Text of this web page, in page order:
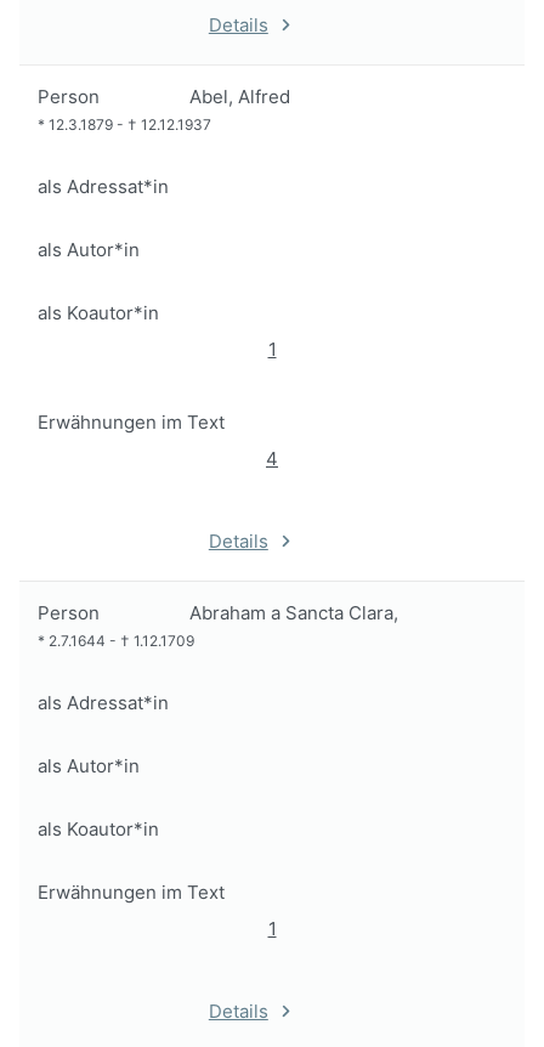
Details
Person Abel, Alfred
* 12.3.1879 - † 12.12.1937
als Adressat*in
als Autor*in
als Koautor*in
1
Erwähnungen im Text
4
Details
Person Abraham a Sancta Clara,
* 2.7.1644 - † 1.12.1709
als Adressat*in
als Autor*in
als Koautor*in
Erwähnungen im Text
1
Details